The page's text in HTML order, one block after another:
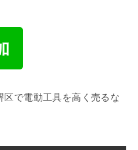
区で電動工具を高く売るな